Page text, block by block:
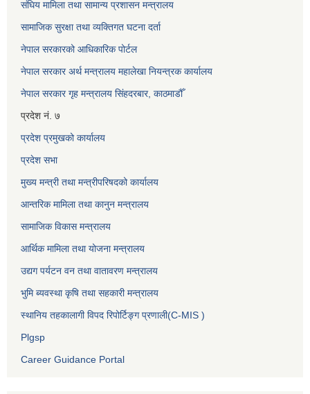
संघिय मामिला तथा सामान्य प्रशासन मन्त्रालय
सामाजिक सुरक्षा तथा व्यक्तिगत घटना दर्ता
नेपाल सरकारको आधिकारिक पोर्टल
नेपाल सरकार अर्थ मन्त्रालय महालेखा नियन्त्रक कार्यालय
नेपाल सरकार गृह मन्त्रालय सिंहदरबार, काठमाडौँ
प्रदेश नं. ७
प्रदेश प्रमुखको कार्यालय
प्रदेश सभा
मुख्य मन्त्री तथा मन्त्रीपरिषदको कार्यालय
आन्तरिक मामिला तथा कानुन मन्त्रालय
सामाजिक विकास मन्त्रालय
आर्थिक मामिला तथा योजना मन्त्रालय
उद्यग पर्यटन वन तथा वातावरण मन्त्रालय
भुमि ब्यवस्था कृषि तथा सहकारी मन्त्रालय
स्थानिय तहकालागी विपद रिपोर्टिङ्ग प्रणाली(C-MIS )
Plgsp
Career Guidance Portal